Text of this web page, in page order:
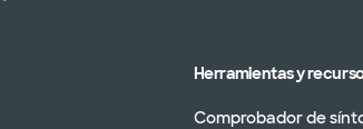
Herramientas y
Comprobador de